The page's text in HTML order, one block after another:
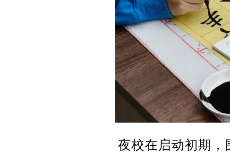
夜校在启动初期，